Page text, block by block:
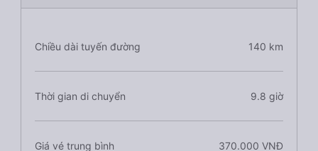
Chiều dài tuyến đường 140 km
Thời gian di chuyển 9.8 giờ
Giá vé trung bình 370.000 VNĐ